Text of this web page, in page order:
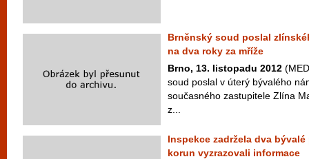
Brněnský soud poslal
na dva roky za mříže
Brno, 13. listopadu 2012
soud poslal v úterý bývalého
současného zastupitele Zlína
z...
Inspekce zadržela dva
korun vyzrazovali informace